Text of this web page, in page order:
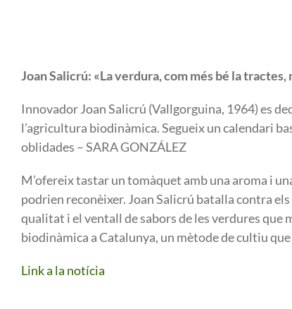
Joan Salicrú: «La verdura, com més bé la
Innovador Joan Salicrú (Vallgorguina, 1964) es
l’agricultura biodinàmica. Segueix un calendari
oblidades – SARA GONZÁLEZ
M’ofereix tastar un tomàquet amb una aroma i
podrien reconèixer. Joan Salicrú batalla contra
qualitat i el ventall de sabors de les verdures que
biodinàmica a Catalunya, un mètode de cultiu
Link a la notícia